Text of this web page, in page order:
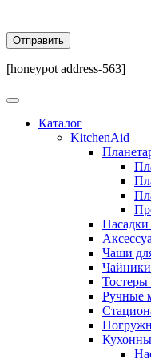
[honeypot address-563]
Каталог
KitchenAid
Чаши
Ручные